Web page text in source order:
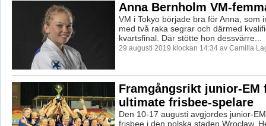
Anna Bernholm VM-
VM i Tokyo började bra för Anna, som
med två raka segrar och därmed
kvartsfinal. Där stötte hon dessvärre...
29 augusti 2019 klockan 14:34 av Camilla
Framgångsrikt junior-EM
ultimate frisbee-spelare
Den 10-17 augusti avgjordes junior-
frisbee i den polska staden Wroclaw.